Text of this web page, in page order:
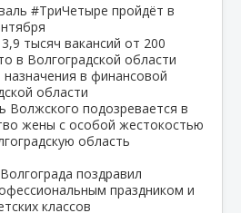
#ТриЧетыре пройдёт в
тысяч вакансий от 200
в Волгоградской области
в финансовой
области
Волжского подозревается в
жены с особой жестокостью
область
поздравил
праздником и
классов